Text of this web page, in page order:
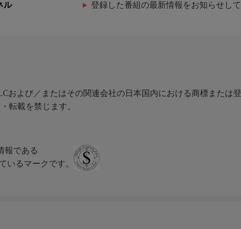
ル 登録した番組の最新情報をお知らせし
および／またはその関連会社の日本国内における商標または登
転載を禁じます。
報である
いるマークです。